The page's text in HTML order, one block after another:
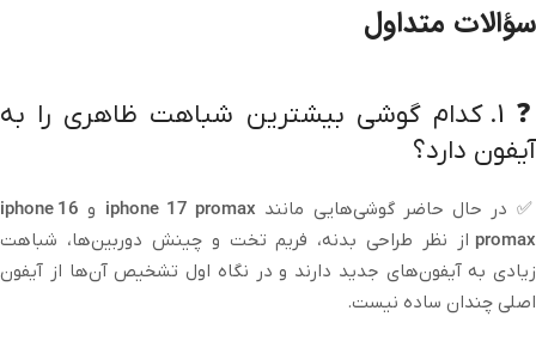
سؤالات متداول
❓ 1. کدام گوشی بیشترین شباهت ظاهری را به
آیفون دارد؟
✅ در حال حاضر گوشی‌هایی مانند iphone 17 promax و iphone 16
promax از نظر طراحی بدنه، فریم تخت و چینش دوربین‌ها، شباهت
زیادی به آیفون‌های جدید دارند و در نگاه اول تشخیص آن‌ها از آیفون
اصلی چندان ساده نیست.